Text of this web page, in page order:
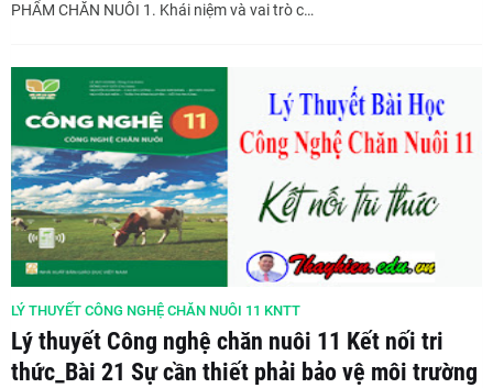
PHẨM CHĂN NUÔI 1. Khái niệm và vai trò c…
LÝ THUYẾT CÔNG NGHỆ CHĂN NUÔI 11 KNTT
Lý thuyết Công nghệ chăn nuôi 11 Kết nối tri
thức_Bài 21 Sự cần thiết phải bảo vệ môi trường